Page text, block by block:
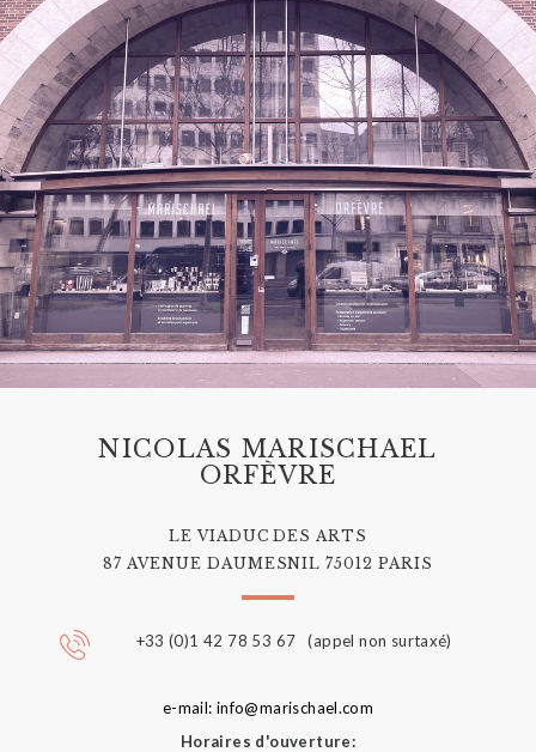
NICOLAS MARISCHAEL
ORFÈVRE
LE VIADUC DES ARTS
87 AVENUE DAUMESNIL 75012 PARIS
+33 (0)1 42 78 53 67 (appel non surtaxé)
e-mail: info@marischael.com
Horaires d'ouverture: